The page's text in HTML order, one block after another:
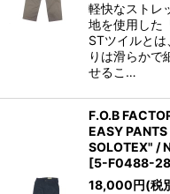
軽快なストレ
地を使用した
STツイルと
りは滑らかで
せるこ…
F.O.B
EASY
SOLOTEX" /
[5-F0488-28
18,000 円(税